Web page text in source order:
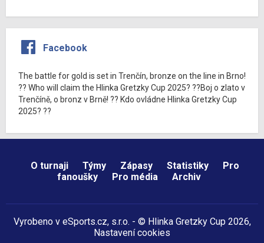
Facebook
The battle for gold is set in Trenčín, bronze on the line in Brno!
?? Who will claim the Hlinka Gretzky Cup 2025? ??Boj o zlato v
Trenčíně, o bronz v Brně! ?? Kdo ovládne Hlinka Gretzky Cup
2025? ??
O turnaji Týmy Zápasy Statistiky
Pro
fanoušky
Pro média Archiv
Vyrobeno v eSports.cz, s.r.o. - © Hlinka Gretzky Cup 2026,
Nastavení cookies